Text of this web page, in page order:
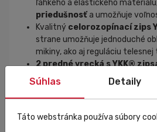
ľahkého a elastického
priedušnosťa umožňuje
Kvalitný celorozopínací zips
strane umožňuje jednoduché
mikiny, ako aj reguláciu
2 predné vrecká s YKK®
bezpečné uschovanie
potrebujete mať počas aktivity
tvarovaná kapucňaje
priliehala k hlave a poskytovala
Súhlas Detaily
Táto webstránka používa súbory